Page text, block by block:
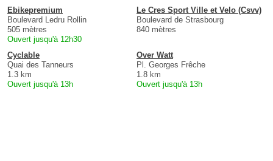
Ebikepremium
Boulevard Ledru Rollin
505 mètres
Ouvert jusqu'à 12h30
Le Cres Sport Ville et Velo (Csvv)
Boulevard de Strasbourg
840 mètres
Cyclable
Quai des Tanneurs
1.3 km
Ouvert jusqu'à 13h
Over Watt
Pl. Georges Frêche
1.8 km
Ouvert jusqu'à 13h